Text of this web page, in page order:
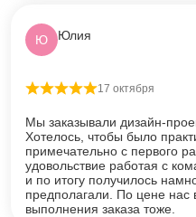
Ю Юлия
Оценка 5из 5
17 октября
Мы заказывали дизайн-
Хотелось, чтобы было
примечательно с первого
удовольствие работая с
и по итогу получилось
предполагали. По цене нас
выполнения заказа тоже.